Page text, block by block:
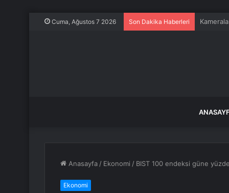
Cuma, Ağustos 7 2026 Son Dakika Haberleri Kurban
Anasayfa / Ekonomi / BIST 100 endeksi güne
Ekonomi